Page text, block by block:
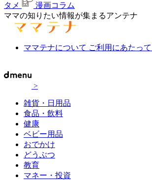
タメ
漫画コラム
ママの知りたい情報が集まるアンテナ
ママテナについて ご利用にあたって
>
雑貨・日用品
食品・飲料
健康
ベビー用品
おでかけ
どうぶつ
教育
マネー・投資